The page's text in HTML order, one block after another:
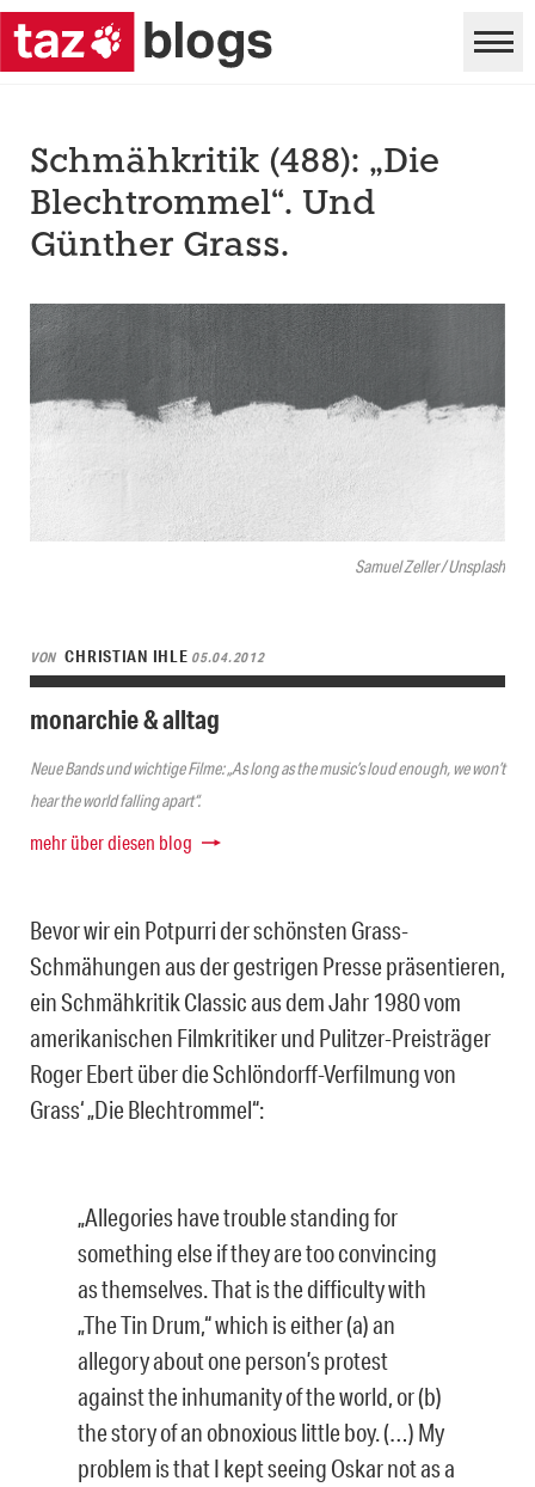
Samuel Zeller / Unsplash
Schmähkritik (488): „Die
Blechtrommel“. Und
Günther Grass.
VON CHRISTIAN IHLE 05.04.2012
monarchie & alltag
Neue Bands und wichtige Filme: „As long as the music’s loud enough, we won’t
hear the world falling apart“.
mehr über diesen blog
Bevor wir ein Potpurri der schönsten Grass-
Schmähungen aus der gestrigen Presse präsentieren,
ein Schmähkritik Classic aus dem Jahr 1980 vom
amerikanischen Filmkritiker und Pulitzer-Preisträger
Roger Ebert über die Schlöndorff-Verfilmung von
Grass‘ „Die Blechtrommel“:
„Allegories have trouble standing for
something else if they are too convincing
as themselves. That is the difficulty with
„The Tin Drum,“ which is either (a) an
allegory about one person’s protest
against the inhumanity of the world, or (b)
the story of an obnoxious little boy. (…) My
problem is that I kept seeing Oskar not as a